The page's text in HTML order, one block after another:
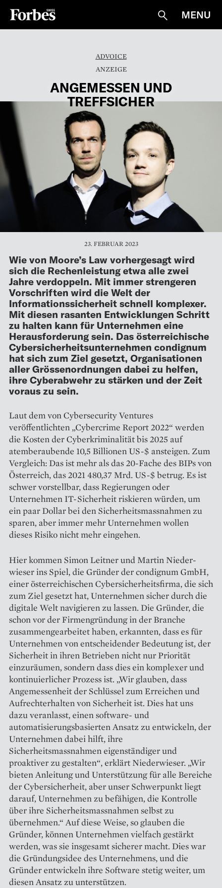
Suche
MENU
ADVOICE
ANGEMESSEN UND
TREFFSICHER
23. FEBRUAR 2023
Wie von Moore’s Law vorhergesagt wird
sich die Rechenleistung etwa alle zwei
Jahre verdoppeln. Mit immer strengeren
Vorschriften wird die Welt der
Informationssicherheit schnell komplexer.
Mit diesen rasanten Entwicklungen Schritt
zu halten kann für Unternehmen eine
Herausforderung sein. Das österreichische
Cybersicherheitsunternehmen condignum
hat sich zum Ziel gesetzt, Organisationen
aller Grössenordnungen dabei zu helfen,
ihre Cyberabwehr zu stärken und der Zeit
voraus zu sein.
Laut dem von Cybersecurity Ventures
veröffentlichten „Cybercrime Report 2022“ werden
die Kosten der Cyberkriminalität bis 2025 auf
atemberaubende 10,5 Billionen US-$ ansteigen. Zum
Vergleich: Das ist mehr als das 20-Fache des BIPs von
Österreich, das 2021 480,37 Mrd. US-$ betrug. Es ist
schwer vorstellbar, dass Regierungen oder
Unternehmen IT-Sicherheit riskieren würden, um
ein paar Dollar bei den Sicherheitsmassnahmen zu
sparen, aber immer mehr Unternehmen wollen
dieses Risiko nicht mehr eingehen.
Hier kommen Simon Leitner und Martin Nieder­
wieser ins Spiel, die Gründer der condignum GmbH,
einer österreichischen Cyber­sicherheitsfirma, die sich
zum Ziel gesetzt hat, Unternehmen sicher durch die
digitale Welt navigieren zu lassen. Die Gründer, die
schon vor der Firmengründung in der Branche
zusammengearbeitet haben, erkannten, dass es für
Unternehmen von entscheidender Bedeutung ist, der
Sicherheit in ihren Betrieben nicht nur Priorität
einzuräumen, sondern dass dies ein komplexer und
kontinuierlicher Prozess ist. „Wir glauben, dass
Angemessenheit der Schlüssel zum Erreichen und
Aufrechterhalten von Sicherheit ist. Dies hat uns
dazu veranlasst, einen software- und
automatisierungsbasierten Ansatz zu entwickeln, der
Unternehmen dabei hilft, ihre
Sicherheitsmassnahmen eigenständiger und
proaktiver zu gestalten“, erklärt Niederwieser. „Wir
bieten Anleitung und Unterstützung für alle Bereiche
der Cybersicherheit, aber unser Schwerpunkt liegt
darauf, Unternehmen zu befähigen, die Kontrolle
über ihre Sicherheitsmassnahmen selbst zu
übernehmen.“ Auf diese Weise, so glauben die
Gründer, können Unternehmen vielfach gestärkt
werden, was sie insgesamt sicherer macht. Dies war
die Gründungsidee des Unternehmens, und die
Gründer entwickeln ihre Software stetig weiter, um
diesen Ansatz zu unterstützen.